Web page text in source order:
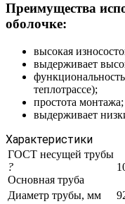
Преимущества
оболочке:
высокая
выдерживает
теплотрассе);
простота монтажа;
выдерживает
Характеристики
ГОСТ несущей трубы
?
Основная труба
Диаметр трубы, мм